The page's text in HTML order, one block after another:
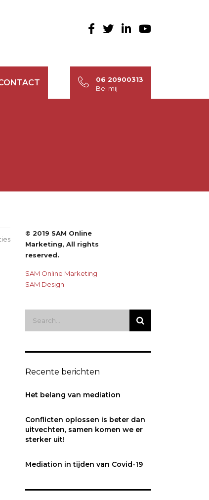
06 20900313
Bel mij
© 2019 SAM Online
Marketing, All rights
reserved.
SAM Online Marketing
SAM Design
Recente berichten
Het belang van mediation
Conflicten oplossen is beter dan
uitvechten, samen komen we er
sterker uit!
Mediation in tijden van Covid-19